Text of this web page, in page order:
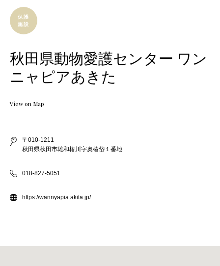
保護
施設
秋田県動物愛護センター ワン
ニャピアあきた
View on Map
〒010-1211
秋田県秋田市雄和椿川字奥椿岱１番地
018-827-5051
https://wannyapia.akita.jp/